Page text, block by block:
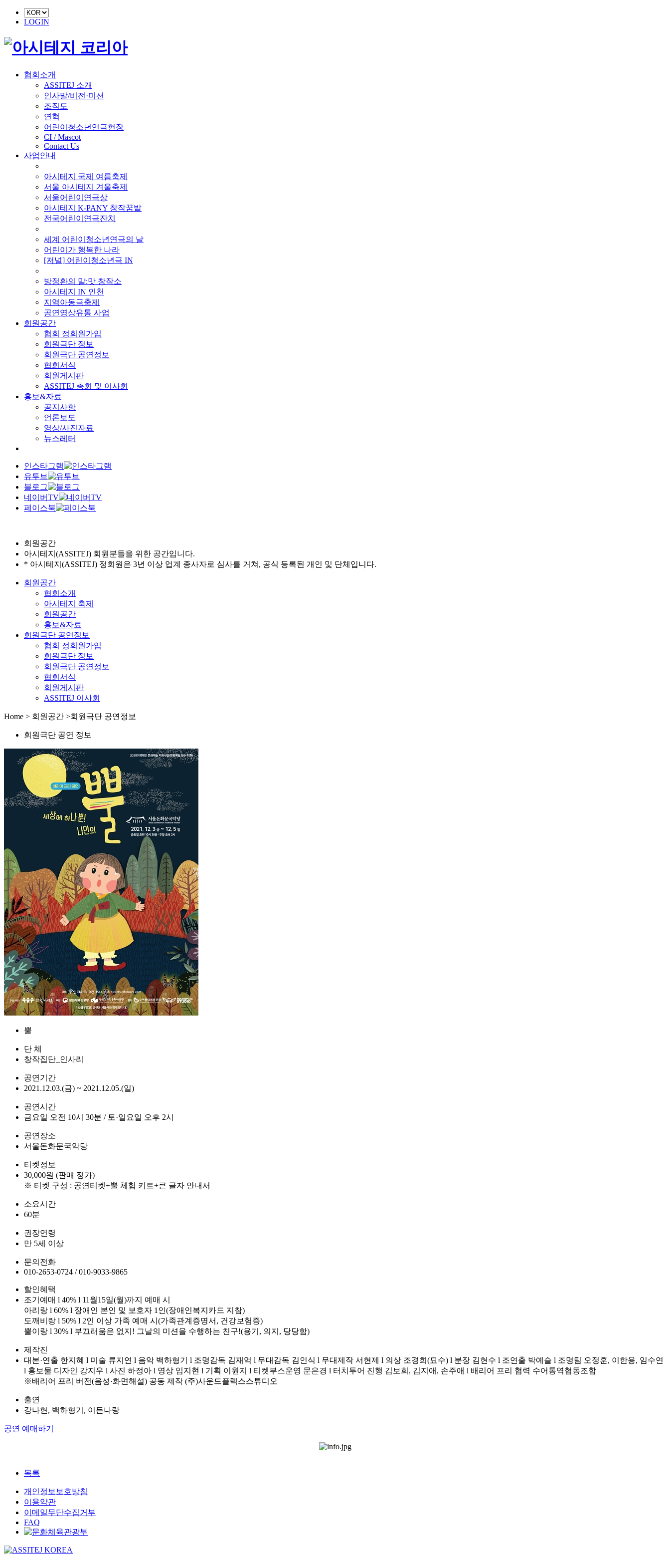
LOGIN
협회소개
ASSITEJ 소개
인사말/비전·미션
조직도
연혁
어린이청소년연극헌장
CI / Mascot
Contact Us
사업안내
아시테지 국제 여름축제
서울 아시테지 겨울축제
서울어린이연극상
아시테지 K-PANY 창작꿈밭
전국어린이연극잔치
세계 어린이청소년연극의 날
어린이가 행복한 나라
[저널] 어린이청소년극 IN
방정환의 말:맛 창작소
아시테지 IN 인천
지역아동극축제
공연영상유통 사업
회원공간
협회 정회원가입
회원극단 정보
회원극단 공연정보
협회서식
회원게시판
ASSITEJ 총회 및 이사회
홍보&자료
공지사항
언론보도
영상/사진자료
뉴스레터
인스타그램
유투브
블로그
네이버TV
페이스북
회원공간
아시테지(ASSITEJ) 회원분들을 위한 공간입니다.
* 아시테지(ASSITEJ) 정회원은 3년 이상 업계 종사자로 심사를 거쳐, 공식 등록된 개인 및 단체입니다.
회원공간
협회소개
아시테지 축제
회원공간
홍보&자료
회원극단 공연정보
협회 정회원가입
회원극단 정보
회원극단 공연정보
협회서식
회원게시판
ASSITEJ 이사회
Home > 회원공간 >회원극단 공연정보
회원극단 공연 정보
뿔
단 체
창작집단_인사리
공연기간
2021.12.03.(금) ~ 2021.12.05.(일)
공연시간
금요일 오전 10시 30분 / 토·일요일 오후 2시
공연장소
서울돈화문국악당
티켓정보
30,000원 (판매 정가)
※ 티켓 구성 : 공연티켓+뿔 체험 키트+큰 글자 안내서
소요시간
60분
권장연령
만 5세 이상
문의전화
010-2653-0724 / 010-9033-9865
할인혜택
조기예매 l 40% l 11월15일(월)까지 예매 시
아리랑 l 60% l 장애인 본인 및 보호자 1인(장애인복지카드 지참)
도깨비랑 l 50% l 2인 이상 가족 예매 시(가족관계증명서, 건강보험증)
뿔이랑 l 30% l 부끄러움은 없지! 그날의 미션을 수행하는 친구!(용기, 의지, 당당함)
제작진
대본·연출 한지혜 l 미술 류지연 l 음악 백하형기 l 조명감독 김재억 l 무대감독 김인식 l 무대제작 서현제 l 의상 조경희(묘수) l 분장 김현수 l 조연출 박예슬 l 조명팀 오정훈, 이한용, 임수연
l 홍보물 디자인 강지우 l 사진 하정아 l 영상 임지현 l 기획 이원지 l 티켓부스운영 문은경 l 터치투어 진행 김보희, 김지애, 손주애 l 배리어 프리 협력 수어통역협동조합
※배리어 프리 버전(음성·화면해설) 공동 제작 (주)사운드플렉스스튜디오
출연
강나현, 백하형기, 이든나랑
공연 예매하기
목록
개인정보보호방침
이용약관
이메일무단수집거부
FAQ